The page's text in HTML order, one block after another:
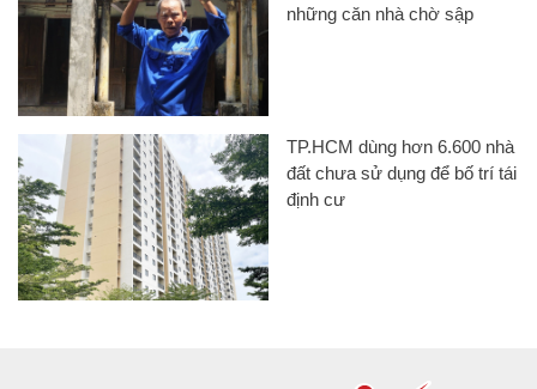
những căn nhà chờ sập
TP.HCM dùng hơn 6.600 nhà
đất chưa sử dụng để bố trí tái
định cư